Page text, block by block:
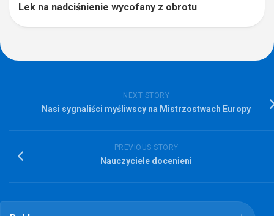
Lek na nadciśnienie wycofany z obrotu
NEXT STORY
Nasi sygnaliści myśliwscy na Mistrzostwach Europy
PREVIOUS STORY
Nauczyciele docenieni